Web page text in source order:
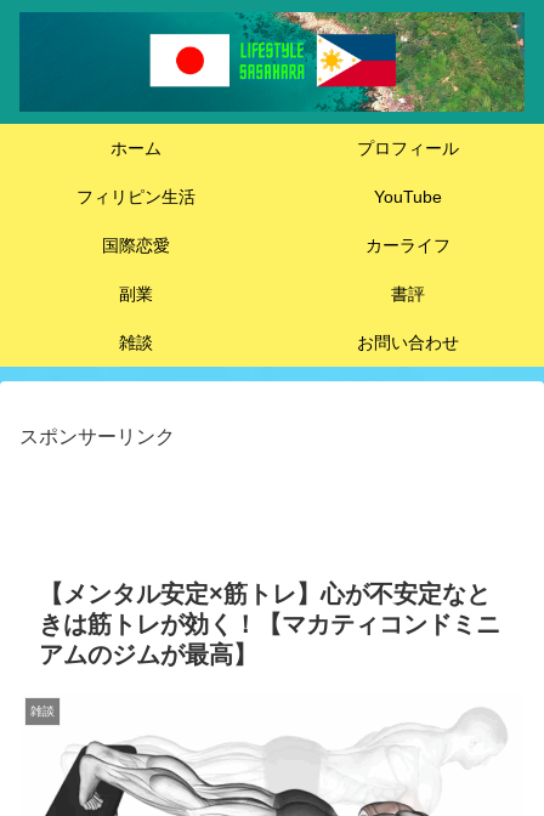
ホーム プロフィール
フィリピン生活 YouTube
国際恋愛 カーライフ
副業 書評
雑談 お問い合わせ
スポンサーリンク
【メンタル安定×筋トレ】心が不安定なと
きは筋トレが効く！【マカティコンドミニ
アムのジムが最高】
雑談